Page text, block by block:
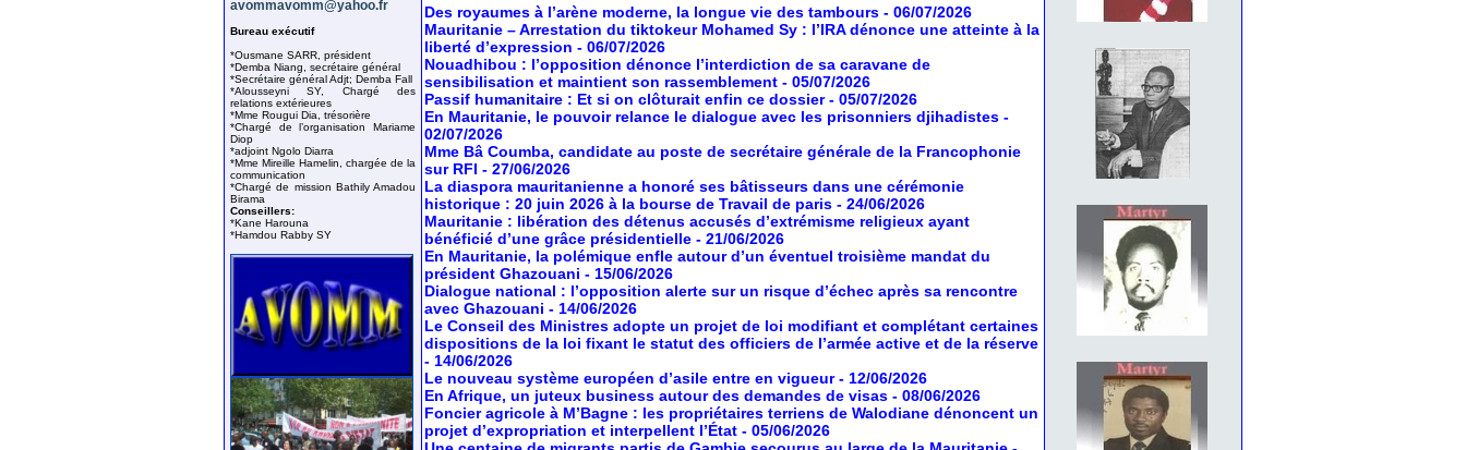
avommavomm@yahoo.fr
Bureau exécutif
*Ousmane SARR, président
*Demba Niang, secrétaire général
*Secrétaire général Adjt; Demba Fall
*Alousseyni SY, Chargé des
relations extérieures
*Mme Rougui Dia, trésorière
*Chargé de l’organisation Mariame
Diop
*adjoint Ngolo Diarra
*Mme Mireille Hamelin, chargée de la
communication
*Chargé de mission Bathily Amadou
Birama
Conseillers:
*Kane Harouna
*Hamdou Rabby SY
Des royaumes à l’arène moderne, la longue vie des tambours - 06/07/2026
Mauritanie – Arrestation du tiktokeur Mohamed Sy : l’IRA dénonce une atteinte à la
liberté d’expression - 06/07/2026
Nouadhibou : l’opposition dénonce l’interdiction de sa caravane de
sensibilisation et maintient son rassemblement - 05/07/2026
Passif humanitaire : Et si on clôturait enfin ce dossier - 05/07/2026
En Mauritanie, le pouvoir relance le dialogue avec les prisonniers djihadistes -
02/07/2026
Mme Bâ Coumba, candidate au poste de secrétaire générale de la Francophonie
sur RFI - 27/06/2026
La diaspora mauritanienne a honoré ses bâtisseurs dans une cérémonie
historique : 20 juin 2026 à la bourse de Travail de paris - 24/06/2026
Mauritanie : libération des détenus accusés d’extrémisme religieux ayant
bénéficié d’une grâce présidentielle - 21/06/2026
En Mauritanie, la polémique enfle autour d’un éventuel troisième mandat du
président Ghazouani - 15/06/2026
Dialogue national : l’opposition alerte sur un risque d’échec après sa rencontre
avec Ghazouani - 14/06/2026
Le Conseil des Ministres adopte un projet de loi modifiant et complétant certaines
dispositions de la loi fixant le statut des officiers de l’armée active et de la réserve
- 14/06/2026
Le nouveau système européen d’asile entre en vigueur - 12/06/2026
En Afrique, un juteux business autour des demandes de visas - 08/06/2026
Foncier agricole à M’Bagne : les propriétaires terriens de Walodiane dénoncent un
projet d’expropriation et interpellent l’État - 05/06/2026